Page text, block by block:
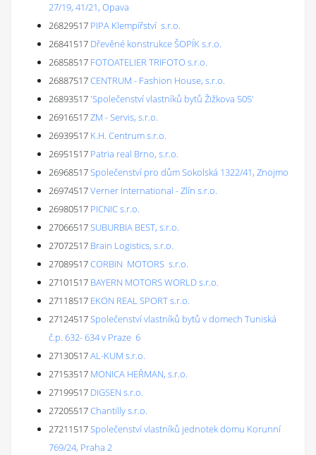
27/19, 41/21, Opava
26829517 PIPA Klempířství s.r.o.
26841517 Dřevěné konstrukce ŠOPÍK s.r.o.
26858517 FOTOATELIER TRIFOTO s.r.o.
26887517CENTRUM - Fashion House, s.r.o.
26893517'Společenství vlastníků bytů Žižkova 505'
26916517ZM - Servis, s.r.o.
26939517 K.H. Centrum s.r.o.
26951517 Patria real Brno, s.r.o.
26968517Společenství pro dům Sokolská 1322/41, Znojmo
26974517Verner International - Zlín s.r.o.
26980517 PICNIC s.r.o.
27066517SUBURBIA BEST, s.r.o.
27072517 Brain Logistics, s.r.o.
27089517CORBIN MOTORS s.r.o.
27101517 BAYERN MOTORS WORLD s.r.o.
27118517 EKON REAL SPORT s.r.o.
27124517Společenství vlastníků bytů v domech Tuniská
č.p. 632- 634 v Praze 6
27130517AL-KUM s.r.o.
27153517 MONICA HEŘMAN, s.r.o.
27199517 DIGSEN s.r.o.
27205517Chantilly s.r.o.
27211517Společenství vlastníků jednotek domu Korunní
769/24, Praha 2